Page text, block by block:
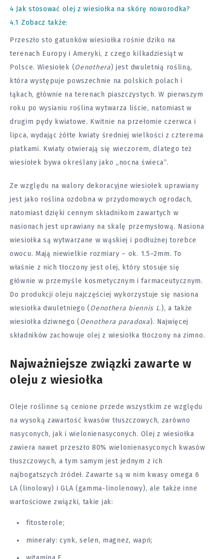
4 Jak stosować olej z wiesiołka na skórę noworodka?
4.1 Zobacz także:
Przeszło sto gatunków wiesiołka rośnie dziko na
terenach Europy i Ameryki, z czego kilkadziesiąt w
Polsce. Wiesiołek (Oenothera) jest dwuletnią rośliną,
która występuje powszechnie na polskich polach i
łąkach, głównie na terenach piaszczystych. W pierwszym
roku po wysianiu roślina wytwarza liście, natomiast w
drugim pędy kwiatowe. Kwitnie na przełomie czerwca i
lipca, wydając żółte kwiaty średniej wielkości z czterema
płatkami. Kwiaty otwierają się wieczorem, dlatego też
wiesiołek bywa określany jako „nocna świeca”.
Ze względu na walory dekoracyjne wiesiołek uprawiany
jest jako roślina ozdobna w przydomowych ogrodach,
natomiast dzięki cennym składnikom zawartych w
nasionach jest uprawiany na skalę przemysłową. Nasiona
wiesiołka są wytwarzane w wąskiej i podłużnej torebce
owocu. Mają niewielkie rozmiary – ok. 1.5–2mm. To
właśnie z nich tłoczony jest olej, który stosuje się
głównie w przemyśle kosmetycznym i farmaceutycznym.
Do produkcji oleju najczęściej wykorzystuje się nasiona
wiesiołka dwuletniego (Oenothera biennis L.), a także
wiesiołka dziwnego (Oenothera paradoxa). Najwięcej
składników zachowuje olej z wiesiołka tłoczony na zimno.
Najważniejsze związki zawarte w
oleju z wiesiołka
Oleje roślinne są cenione przede wszystkim ze względu
na wysoką zawartość kwasów tłuszczowych, zarówno
nasyconych, jak i wielonienasyconych. Olej z wiesiołka
zawiera nawet przeszło 80% wielonienasyconych kwasów
tłuszczowych, a tym samym jest jednym z ich
najbogatszych źródeł. Zawarte są w nim kwasy omega 6
LA (linolowy) i GLA (gamma-linolenowy), ale także inne
wartościowe związki, takie jak:
fitosterole;
minerały: cynk, selen, magnez, wapń;